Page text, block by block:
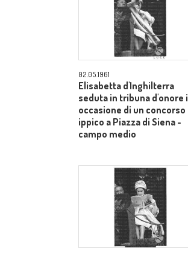
02.05.1961
Elisabetta d'Inghilterra
seduta in tribuna d'onore
occasione di un concorso
ippico a Piazza di Siena -
campo medio